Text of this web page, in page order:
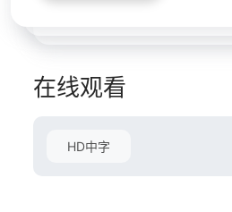
在线观看
HD中字